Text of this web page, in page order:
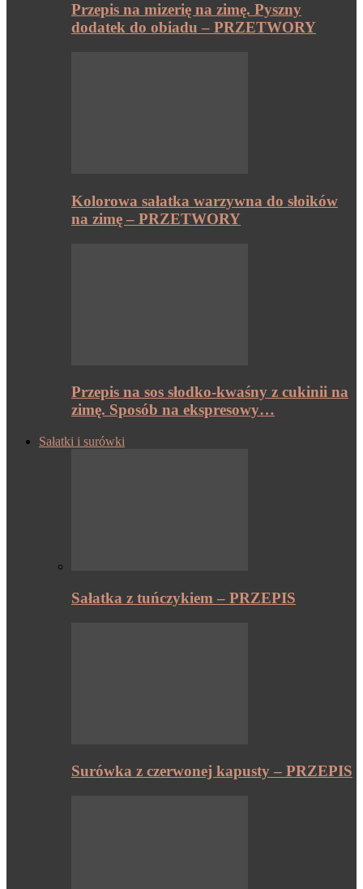
Przepis na mizerię na zimę. Pyszny
dodatek do obiadu – PRZETWORY
Kolorowa sałatka warzywna do słoików
na zimę – PRZETWORY
Przepis na sos słodko-kwaśny z cukinii na
zimę. Sposób na ekspresowy…
Sałatki i surówki
Sałatka z tuńczykiem – PRZEPIS
Surówka z czerwonej kapusty – PRZEPIS